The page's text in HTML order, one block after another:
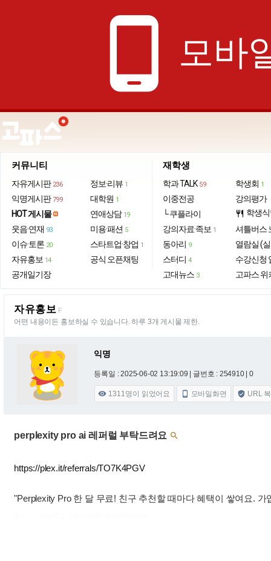
phone_android 모바
커뮤니티
자유게시판 236
익명게시판 799
HOT 게시물
웃음·연재 93
이슈·토론 20
자유홍보 14
공개일기장
정보·리뷰 1
대학원 1
연애상담 19
미용·패션 5
스타트업·창업 1
공식 오픈채팅
재학생
학과 TALK 59
이중전공
└ 쿠플라이
강의자료·족보 1
동아리 9
스터디 4
고대뉴스 3
학생회 1
강의평가
restaurant 학생
셔틀버스
열람실 (
수강신청
고파스 위
자유홍보 F
어떤 내용이든 홍보하실 수 있습니다. 하루 3개 게시물 제한.
익명
등록일 : 2025-06-02 13:19:09 | 글번호 : 254910 | 0
 1311명이 읽었어요  모바일화면  URL
perplexity pro ai 레퍼럴 부탁드려요 
https://plex.it/referrals/TO7K4PGV
"Perplexity Pro 한 달 무료! 친구 추천할 때마다 혜택이 쌓여요.